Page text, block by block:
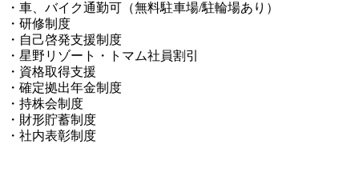
・車、バイク通勤可（無料駐車場/駐輪場あり）
・研修制度
・自己啓発支援制度
・星野リゾート・トマム社員割引
・資格取得支援
・確定拠出年金制度
・持株会制度
・財形貯蓄制度
・社内表彰制度